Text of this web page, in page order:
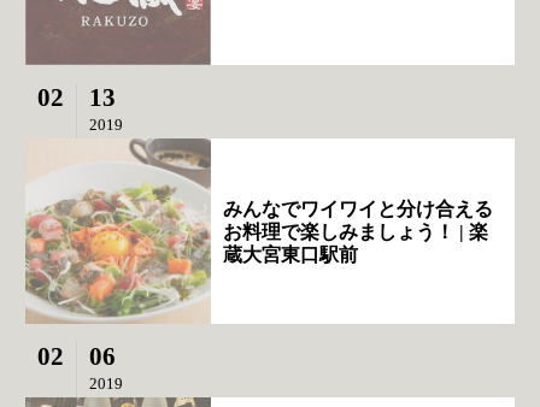
02 13
2019
みんなでワイワイと分け合える
お料理で楽しみましょう！ | 楽
蔵大宮東口駅前
02 06
2019